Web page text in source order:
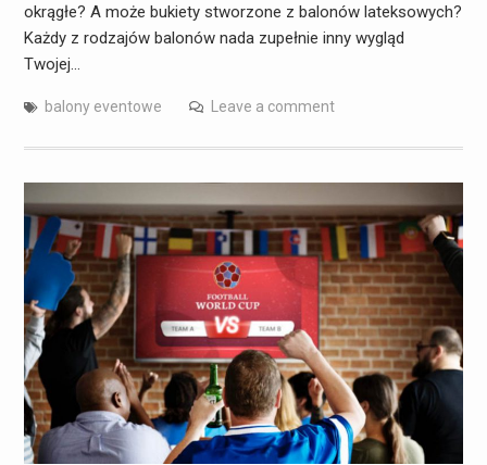
okrągłe? A może bukiety stworzone z balonów lateksowych?
Każdy z rodzajów balonów nada zupełnie inny wygląd
Twojej…
balony eventowe Leave a comment